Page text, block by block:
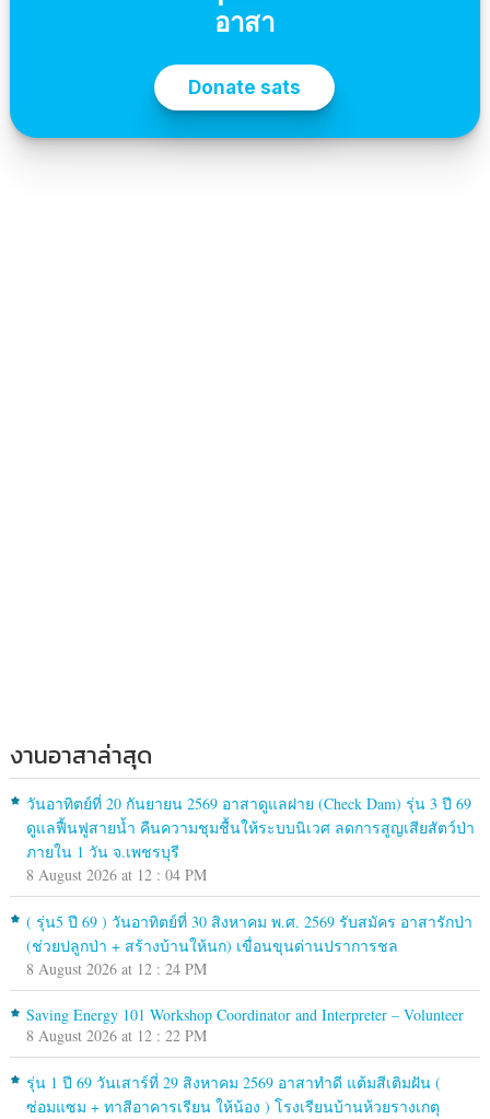
งานอาสาล่าสุด
วันอาทิตย์ที่ 20 กันยายน 2569 อาสาดูแลฝาย (Check Dam) รุ่น 3 ปี 69
ดูแลฟื้นฟูสายน้ำ คืนความชุมชื้นให้ระบบนิเวศ ลดการสูญเสียสัตว์ป่า
ภายใน 1 วัน จ.เพชรบุรี
8 August 2026 at 12 : 04 PM
( รุ่น5 ปี 69 ) วันอาทิตย์ที่ 30 สิงหาคม พ.ศ. 2569 รับสมัคร อาสารักป่า
(ช่วยปลูกป่า + สร้างบ้านให้นก) เขื่อนขุนด่านปราการชล
8 August 2026 at 12 : 24 PM
Saving Energy 101 Workshop Coordinator and Interpreter – Volunteer
8 August 2026 at 12 : 22 PM
รุ่น 1 ปี 69 วันเสาร์ที่ 29 สิงหาคม 2569 อาสาทำดี แต้มสีเติมฝัน (
ซ่อมแซม + ทาสีอาคารเรียน ให้น้อง ) โรงเรียนบ้านห้วยรางเกตุ